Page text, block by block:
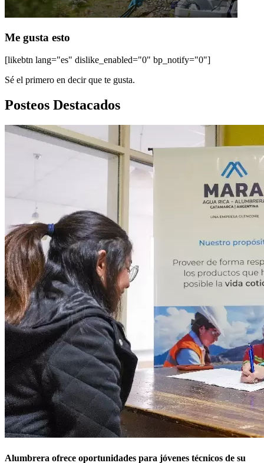
Me gusta esto
[likebtn lang="es" dislike_enabled="0" bp_notify="0"]
Sé el primero en decir que te gusta.
Posteos Destacados
Alumbrera ofrece oportunidades para jóvenes técnicos de su